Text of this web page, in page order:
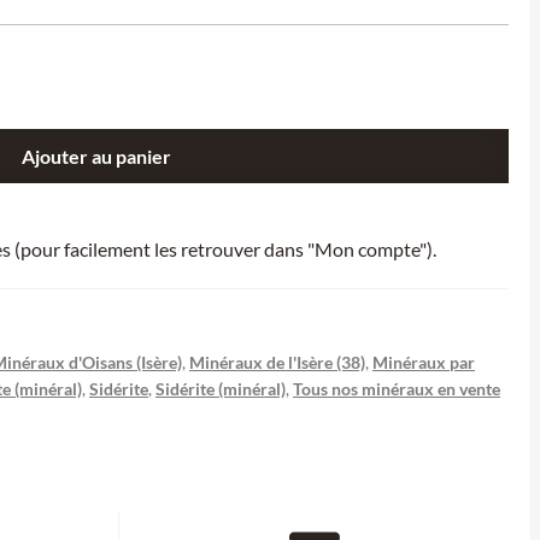
Ajouter au panier
(pour facilement les retrouver dans "Mon compte").
d'Oisans (Isère), Minéraux de l'Isère (38), Minéraux par
(minéral), Sidérite, Sidérite (minéral), Tous nos minéraux en vente